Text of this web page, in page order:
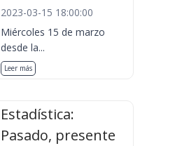
2023-03-15 18:00:00
Miércoles 15 de marzo
desde la...
Leer más
Estadística:
Pasado, presente